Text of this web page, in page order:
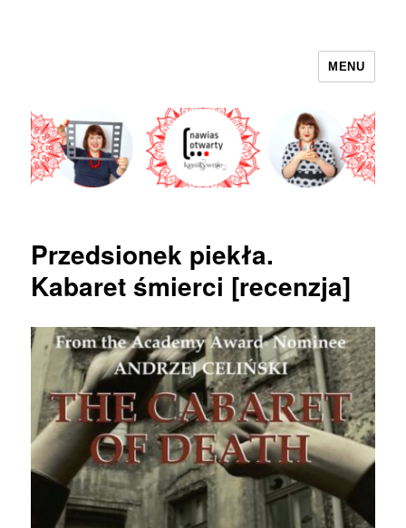
MENU
Przedsionek piekła.
Kabaret śmierci [recenzja]